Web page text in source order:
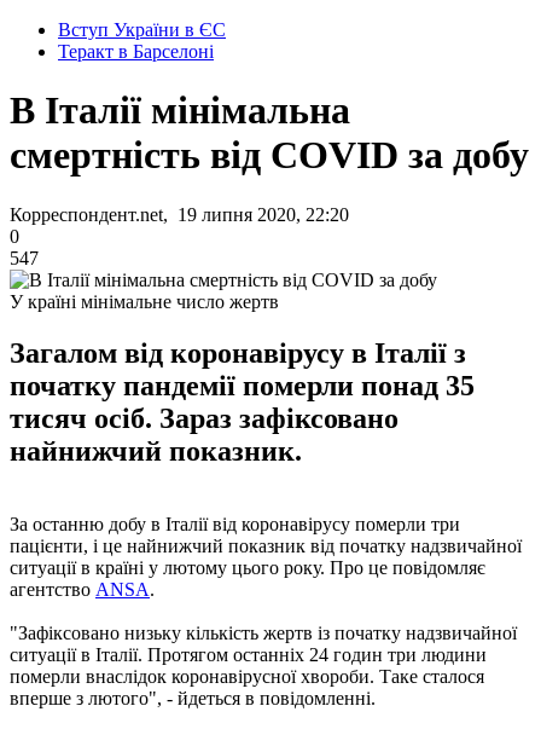
Вступ України в ЄС
Теракт в Барселоні
В Італії мінімальна
смертність від COVID за добу
Корреспондент.net, 19 липня 2020, 22:20
0
547
У країні мінімальне число жертв
Загалом від коронавірусу в Італії з
початку пандемії померли понад 35
тисяч осіб. Зараз зафіксовано
найнижчий показник.
За останню добу в Італії від коронавірусу померли три
пацієнти, і це найнижчий показник від початку надзвичайної
ситуації в країні у лютому цього року. Про це повідомляє
агентство ANSA.
"Зафіксовано низьку кількість жертв із початку надзвичайної
ситуації в Італії. Протягом останніх 24 годин три людини
померли внаслідок коронавірусної хвороби. Таке сталося
вперше з лютого", - йдеться в повідомленні.